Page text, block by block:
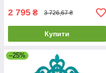
2 795 ₴ 3 726,67 ₴
Купити
–25%